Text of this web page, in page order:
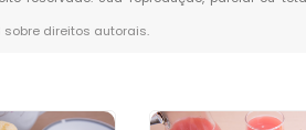
sobre direitos autorais.